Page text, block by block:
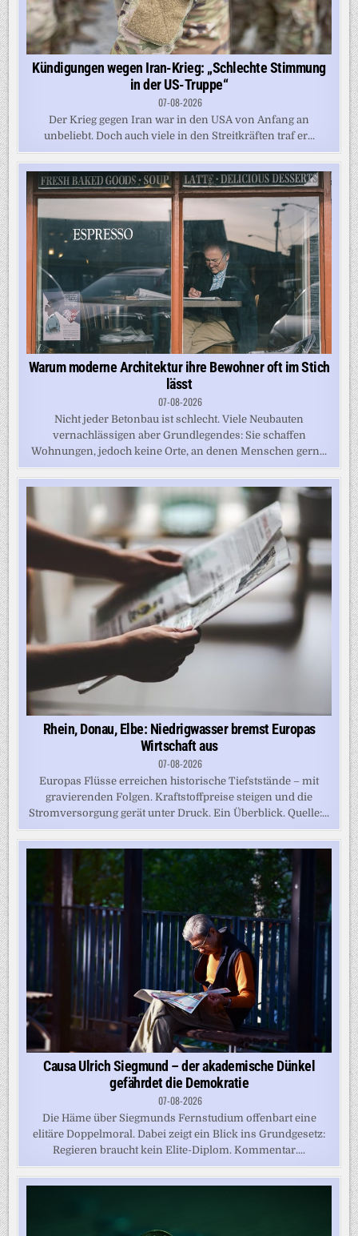
Kündigungen wegen Iran-Krieg: „Schlechte Stimmung
in der US-Truppe“
07-08-2026
Der Krieg gegen Iran war in den USA von Anfang an
unbeliebt. Doch auch viele in den Streitkräften traf er...
Warum moderne Architektur ihre Bewohner oft im Stich
lässt
07-08-2026
Nicht jeder Betonbau ist schlecht. Viele Neubauten
vernachlässigen aber Grundlegendes: Sie schaffen
Wohnungen, jedoch keine Orte, an denen Menschen gern...
Rhein, Donau, Elbe: Niedrigwasser bremst Europas
Wirtschaft aus
07-08-2026
Europas Flüsse erreichen historische Tiefststände – mit
gravierenden Folgen. Kraftstoffpreise steigen und die
Stromversorgung gerät unter Druck. Ein Überblick. Quelle:...
Causa Ulrich Siegmund – der akademische Dünkel
gefährdet die Demokratie
07-08-2026
Die Häme über Siegmunds Fernstudium offenbart eine
elitäre Doppelmoral. Dabei zeigt ein Blick ins Grundgesetz:
Regieren braucht kein Elite-Diplom. Kommentar....